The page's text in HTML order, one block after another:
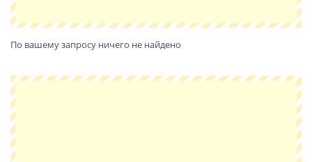
По вашему запросу ничего не найдено